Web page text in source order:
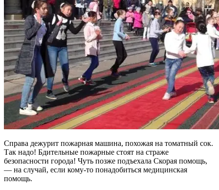
Справа дежурит пожарная машина, похожая на томатный сок.
Так надо! Бдительные пожарные стоят на страже
безопасности города! Чуть позже подъехала Скорая помощь,
— на случай, если кому-то понадобиться медицинская
помощь.